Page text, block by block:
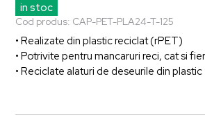
in stoc
Cod produs: CAP-PET-PLA24-T-125
• Realizate din plastic reciclat (rPET)
• Potrivite pentru mancaruri reci, cat si
• Reciclate alaturi de deseurile din plastic